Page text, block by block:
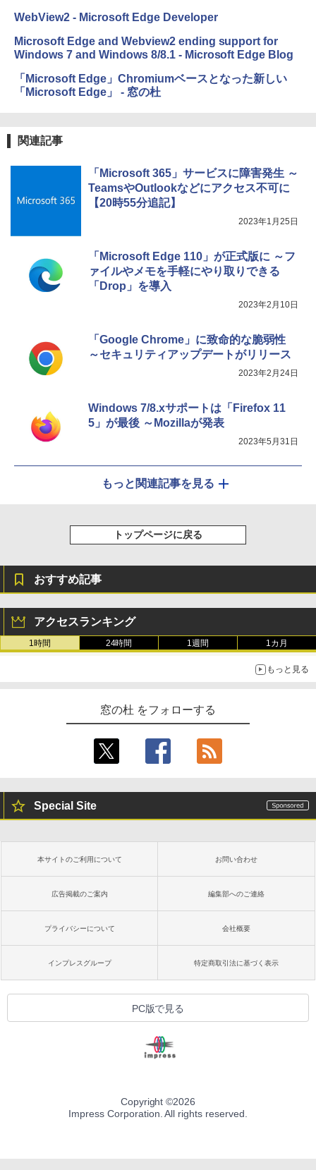
WebView2 - Microsoft Edge Developer
Microsoft Edge and Webview2 ending support for
Windows 7 and Windows 8/8.1 - Microsoft Edge Blog
「Microsoft Edge」Chromiumベースとなった新しい
「Microsoft Edge」 - 窓の杜
関連記事
「Microsoft 365」サービスに障害発生 ～
TeamsやOutlookなどにアクセス不可に
【20時55分追記】
2023年1月25日
「Microsoft Edge 110」が正式版に ～フ
ァイルやメモを手軽にやり取りできる
「Drop」を導入
2023年2月10日
「Google Chrome」に致命的な脆弱性
～セキュリティアップデートがリリース
2023年2月24日
Windows 7/8.xサポートは「Firefox 11
5」が最後 ～Mozillaが発表
2023年5月31日
もっと関連記事を見る
トップページに戻る
おすすめ記事
アクセスランキング
1時間 24時間 1週間 1カ月
もっと見る
窓の杜 をフォローする
Special Site
本サイトのご利用について お問い合わせ
広告掲載のご案内 編集部へのご連絡
プライバシーについて 会社概要
インプレスグループ 特定商取引法に基づく表示
PC版で見る
Copyright ©2026
Impress Corporation. All rights reserved.